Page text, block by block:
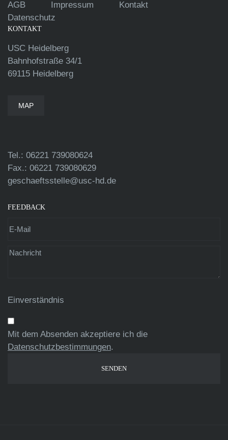
AGB Impressum
Kontakt
Datenschutz
KONTAKT
USC Heidelberg
Bahnhofstraße 34/1
69115 Heidelberg
MAP
Tel.: 06221 739080624
Fax.: 06221 739080629
geschaeftsstelle@usc-hd.de
FEEDBACK
Einverständnis
Mit dem Absenden akzeptiere ich die
Datenschutzbestimmungen.